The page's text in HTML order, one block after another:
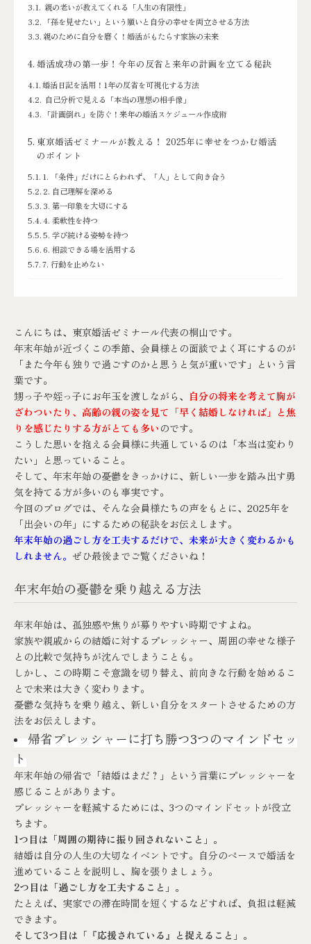
親の老いが教えてくれる「人生の有限性」
「孫を見せたい」という願いと自分の幸せを両立させる方法
親のために自分を磨く！婚活がもたらす家族の未来
婚活成功の第一歩！今年の反省と来年の計画を立てる秘訣
婚活日記を活用！1年の反省を可視化する方法
自己分析で見える「本当の理想の相手像」
「計画倒れ」を防ぐ！来年の婚活スケジュール作成術
東京婚活ゼミナールが教える！ 2025年に幸せをつかむ婚活
のポイント
1. 「条件」だけにとらわれず、「人」として向き合う
2. 自己理解を深める
3. 第一印象を大切にする
4. 柔軟性を持つ
5. 学び続ける姿勢を持つ
6. 相談できる場を活用する
7. 行動を止めない
こんにちは、 東京婚活ゼミナール代表の桐山です。
年末年始が近づくこの季節、会員様との面談でよく耳にするのが
「また今年も独りで過ごすのかと思うと気が重いです」という言
葉です。
甥っ子や姪っ子にお年玉を渡しながら、 自分の将来を考えて胸が
ざわついたり、高齢の親の姿を見て「早く結婚しなければ」と焦
りを感じたりする方がとても多い のです。
こうした思いを抱える会員様に共通しているのは「本当は変わり
たい」と思っていること。
そして、年末年始の憂鬱をきっかけに、新しい一歩を踏み出す勇
気を持てる方が多いのも事実です。
今回のブログでは、そんな会員様たちの声をもとに、2025年を
「出会いの年」にするための秘訣をお伝えします。
年末年始の過ごし方を工夫するだけで、未来が大きく変わるかも
しれません。 ぜひ最後までご覧くださいね！
年末年始の憂鬱を乗り越える方法
年末年始は、孤独感や焦りが募りやすい時期ですよね。
家族や親戚からの結婚に対するプレッシャー、周囲の幸せな様子
との比較で気持ちが沈んでしまうことも。
しかし、この時期こそ意識を切り替え、前向きな行動を始めるこ
とで未来は大きく変わります。
憂鬱な気持ちを乗り越え、新しい自分をスタートさせるための方
法をお伝えします。
帰省プレッシャーに打ち勝つ3つのマインドセッ
ト
年末年始の帰省で「結婚はまだ？」という言葉にプレッシャーを
感じることがあります。
プレッシャーを軽減するためには、3つのマインドセットが役立
ちます。
1つ目は「周囲の期待に振り回されないこと」。
結婚は自分の人生の大切なイベントです。自分のペースで婚活を
進めていることを説明し、胸を張りましょう。
2つ目は「過ごし方を工夫すること」。
たとえば、実家での滞在時間を短くするなどすれば、負担は軽減
できます。
そして3つ目は「『応援されている』と捉えること」。